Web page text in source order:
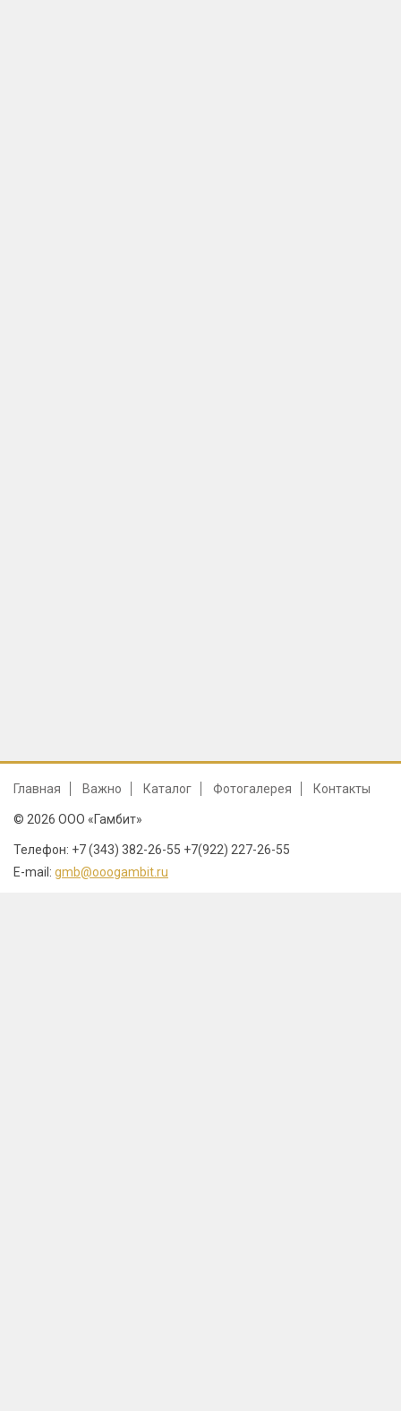
Главная Важно Каталог Фотогалерея Контакты
© 2026 ООО «Гамбит»
Телефон: +7 (343) 382-26-55 +7(922) 227-26-55
E-mail: gmb@ooogambit.ru